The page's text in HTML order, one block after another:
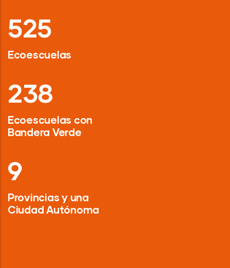
718
Ecoescuelas
326
Ecoescuelas con
Bandera Verde
13
Provincias y una
Ciudad Autónoma